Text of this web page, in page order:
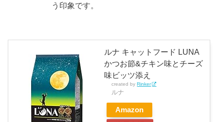
う印象です。
ルナ キャットフード LUNA
かつお節&チキン味とチーズ
味ビッツ添え
created by Rinker
ルナ
Amazon